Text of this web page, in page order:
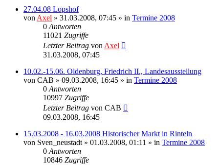
27.04.08 Lopshof
von Axel » 31.03.2008, 07:45 » in Termine 2008
0 Antworten
11021 Zugriffe
Letzter Beitrag von Axel
31.03.2008, 07:45
10.02.-15.06. Oldenburg, Friedrich II., Landesausstellung
von CAB » 09.03.2008, 16:45 » in Termine 2008
0 Antworten
10997 Zugriffe
Letzter Beitrag von CAB
09.03.2008, 16:45
15.03.2008 - 16.03.2008 Historischer Markt in Rinteln
von Sven_neustadt » 01.03.2008, 01:11 » in Termine 2008
0 Antworten
10846 Zugriffe